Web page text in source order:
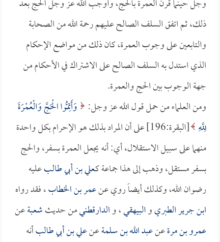
وجل حينما قرن العمرة بالحج، وأوجب الله عز وجل الحج بعد
ذلك، ثم اتفق السلف الصالح عليهم رحمة الله من الصحابة
والتابعين على وجوب العمرة، كان ذلك من مواضع الإحكام
الذي استدل به السلف الصالح على الاشتراك في الأحكام من
جهة الوجوب بين الحج والعمرة.
ومن العلماء من حمل قول الله عز وجل:
وَأَتِمُّوا الْحَجَّ وَالْعُمْرَةَ
لِلَّهِ
[البقرة:196] على أن المراد بذلك هو الإحرام بكل واحدة
منهما على سبيل الاستقلال، أي: أنه يجعل العمرة بسفر، والحج
بسفر مستقل، وذهب إلى هذا جماعة كـعلي بن أبي طالبعليه
رضوان الله، وكذلك أيضاً روي عنعمر بن الخطاب، فقد رواه
ابن جرير الطبريوالبيهقي، والدارقطنيمن حديثشعبةعن
عمرو بن مرةعنعبد الله بن سلمةعنعلي بن أبي طالبأنه